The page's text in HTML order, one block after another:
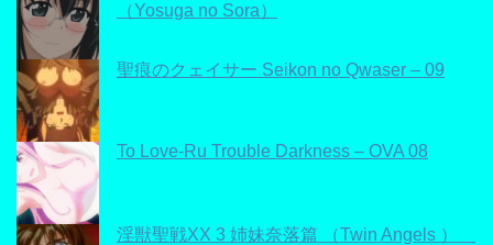
（Yosuga no Sora）
聖痕のクェイサー Seikon no Qwaser – 09
To Love-Ru Trouble Darkness – OVA 08
淫獣聖戦XX 3 姉妹奈落篇 （Twin Angels ）